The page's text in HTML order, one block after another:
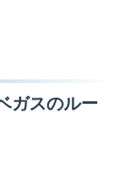
ガスのルー